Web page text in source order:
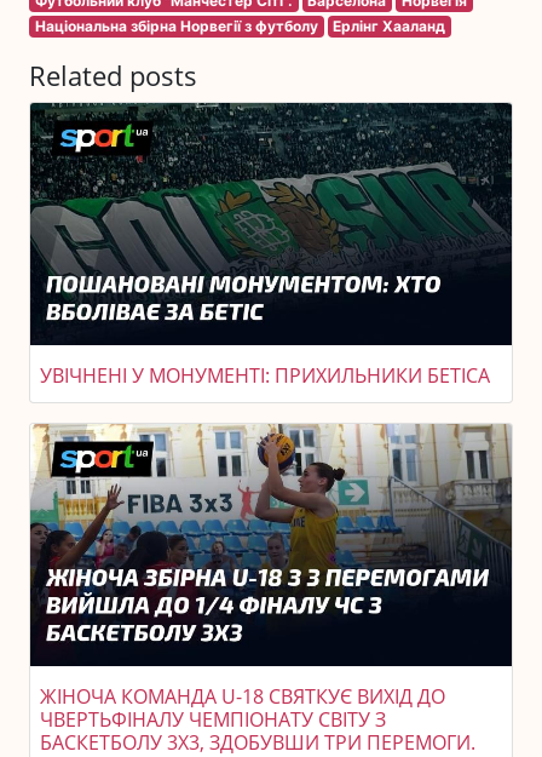
Національна збірна Норвегії з футболу
Ерлінг Хааланд
Related posts
УВІЧНЕНІ У МОНУМЕНТІ: ПРИХИЛЬНИКИ БЕТІСА
ЖІНОЧА КОМАНДА U-18 СВЯТКУЄ ВИХІД ДО
ЧВЕРТЬФІНАЛУ ЧЕМПІОНАТУ СВІТУ З
БАСКЕТБОЛУ 3X3, ЗДОБУВШИ ТРИ ПЕРЕМОГИ.